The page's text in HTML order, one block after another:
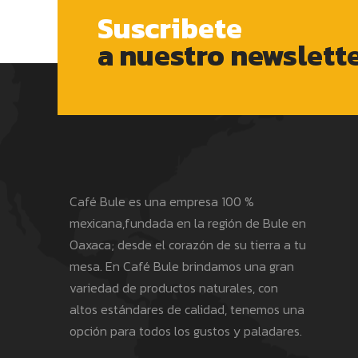
Suscribete
a nuestro
Café Bule es una empresa 100 %
mexicana,fundada en la región de Bule en
Oaxaca; desde el corazón de su tierra a tu
mesa. En Café Bule brindamos una gran
variedad de productos naturales, con
altos estándares de calidad, tenemos una
opción para todos los gustos y paladares.